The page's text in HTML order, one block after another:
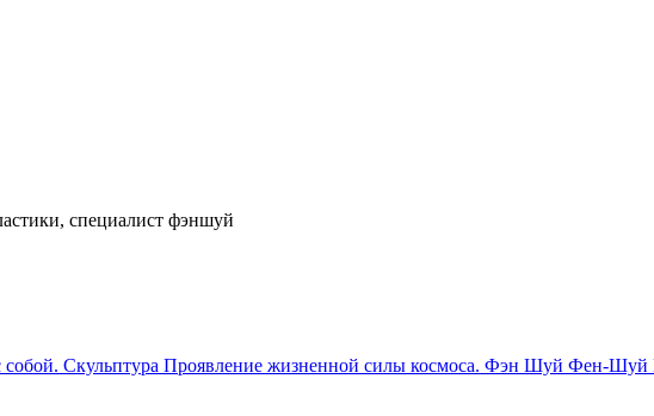
специалист фэншуй
Скульптура Проявление жизненной силы космоса. Фэн Шуй Фен-Шуй